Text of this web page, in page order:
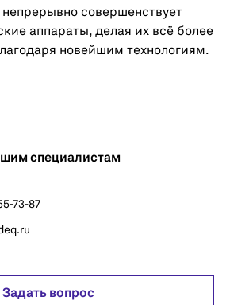
совершенствует
аппараты, делая их всё более
новейшим технологиям.
специалистам
73-87
Задать вопрос